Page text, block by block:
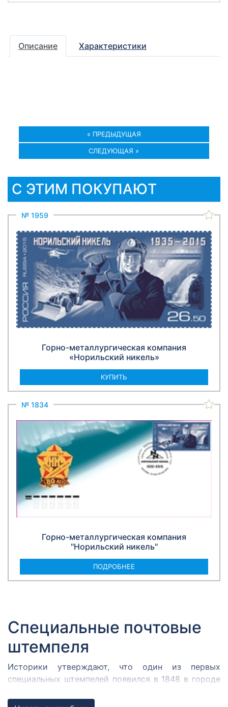
Описание Характеристики
« ПРЕДЫДУЩАЯ
СЛЕДУЮЩАЯ »
С ЭТИМ ПОКУПАЮТ
№ 1959
Горно-металлургическая компания
«Норильский никель»
КУПИТЬ
№ 1834
Горно-металлургическая компания
"Норильский никель"
ПОДРОБНЕЕ
Специальные почтовые
штемпеля
Историки утверждают, что один из первых
специальных штемпелей появился в 1848 в городе
собрался Кромержижский парламент.